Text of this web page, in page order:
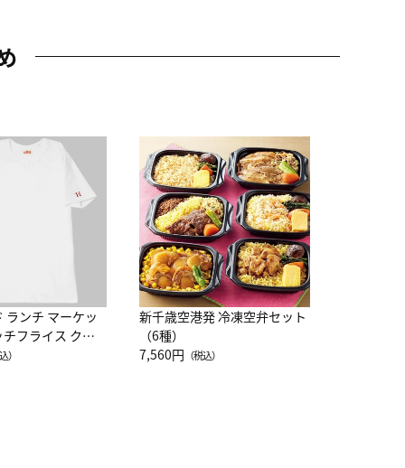
ランチ マーケッ
チフライス クル
半袖Ｔシャツ
）
新千歳空港発 冷凍空弁セット
（6種）
7,560円 （税込）